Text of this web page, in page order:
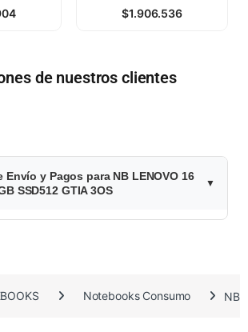
$1.906.536
de nuestros clientes
Envío y Pagos para NB LENOVO 16
SSD512 GTIA 3OS
Notebooks Consumo NB